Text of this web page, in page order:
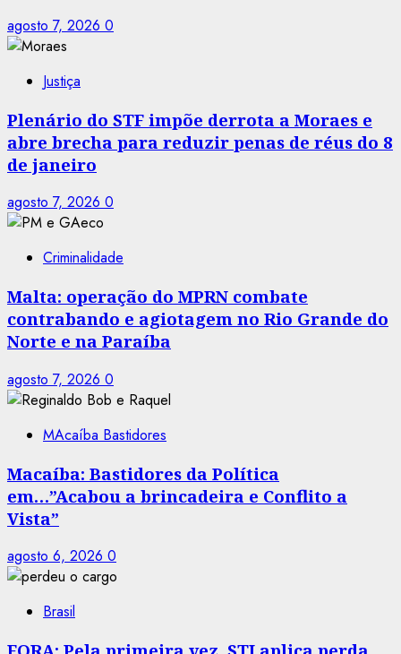
agosto 7, 2026 0
Justiça
Plenário do STF impõe derrota a Moraes e
abre brecha para reduzir penas de réus do 8
de janeiro
agosto 7, 2026 0
Criminalidade
Malta: operação do MPRN combate
contrabando e agiotagem no Rio Grande do
Norte e na Paraíba
agosto 7, 2026 0
MAcaíba Bastidores
Macaíba: Bastidores da Política
em…”Acabou a brincadeira e Conflito a
Vista”
agosto 6, 2026 0
Brasil